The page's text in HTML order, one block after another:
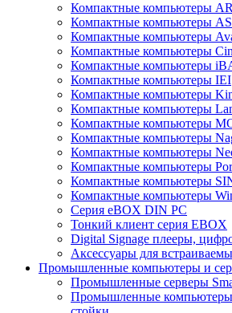
Компактные компьютеры
Компактные компьютеры
Компактные компьютеры
Компактные компьютеры
Компактные компьютеры
Компактные компьютеры IEI
Компактные компьютеры
Компактные компьютеры
Компактные компьютеры
Компактные компьютеры
Компактные компьютеры
Компактные компьютеры
Компактные компьютеры
Компактные компьютеры
Серия eBOX DIN PC
Тонкий клиент серия EBOX
Digital Signage плееры,
Аксессуары для
Промышленные компьютеры и
Промышленные серверы
Промышленные